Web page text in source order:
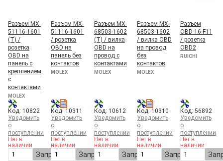
Разъем MX-
51116-1601
(T) /
розетка
OBD на
панель с
креплением
с
контактами
MOLEX
Код: 10822
Уведомить
о
поступлении
Нет в
наличии
Запросить
Разъем MX-
51116-1601
/ розетка
OBD на
панель без
контактов
MOLEX
Код: 10311
Уведомить
о
поступлении
Нет в
наличии
Запросить
Разъем MX-
68503-1602
(T) / вилка
OBD на
провод с
контактами
MOLEX
Код: 10612
Уведомить
о
поступлении
Нет в
наличии
Запросить
Разъем MX-
68503-1602
/ вилка OBD
на провод
без
контактов
MOLEX
Код: 10310
Уведомить
о
поступлении
Нет в
наличии
Запросить
Разъем
OBD-16-F11
/ розетка
OBD2
RUICHI
Код: 56892
Уведомить
о
поступлении
Нет в
наличии